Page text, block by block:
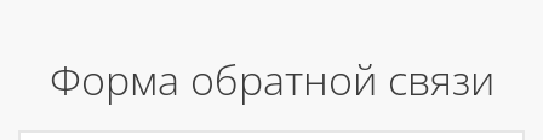
Форма обратной связи